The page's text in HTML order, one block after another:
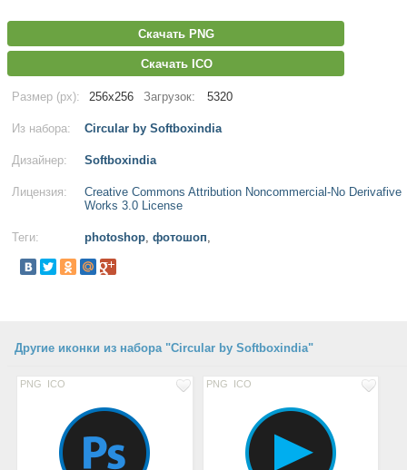
Скачать PNG
Скачать ICO
Размер (px): 256x256 Загрузок: 5320
Из набора: Circular by Softboxindia
Дизайнер: Softboxindia
Лицензия:
Creative Commons Attribution Noncommercial-No Derivafive
Works 3.0 License
Теги: photoshop, фотошоп,
Другие иконки из набора "Circular by Softboxindia"
PNG ICO PNG ICO